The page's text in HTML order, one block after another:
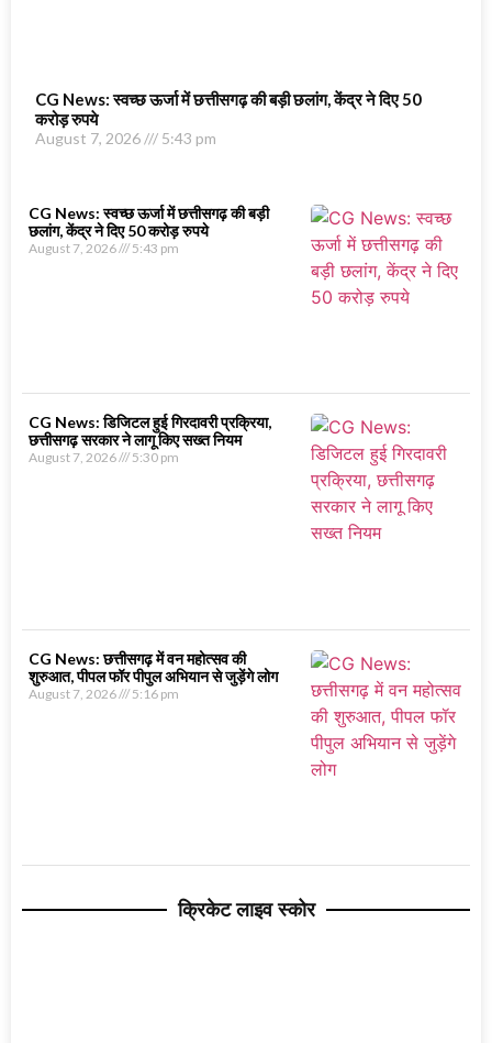
CG News: स्वच्छ ऊर्जा में छत्तीसगढ़ की बड़ी छलांग, केंद्र ने दिए 50
करोड़ रुपये
August 7, 2026 5:43 pm
CG News: स्वच्छ ऊर्जा में छत्तीसगढ़ की बड़ी
छलांग, केंद्र ने दिए 50 करोड़ रुपये
August 7, 2026 5:43 pm
CG News: डिजिटल हुई गिरदावरी प्रक्रिया,
छत्तीसगढ़ सरकार ने लागू किए सख्त नियम
August 7, 2026 5:30 pm
CG News: छत्तीसगढ़ में वन महोत्सव की
शुरुआत, पीपल फॉर पीपुल अभियान से जुड़ेंगे लोग
August 7, 2026 5:16 pm
क्रिकेट लाइव स्कोर